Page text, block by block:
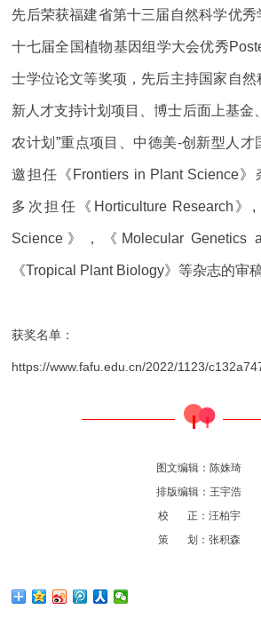
先后荣获福建省第十三届自然科学优
十七届全国植物基因组学大会优秀
士学位论文等奖项，先后主持国家自然
新人才支持计划项目、博士后面上基金
农计划”重点项目、中德美-创新型人才
邀担任《Frontiers in Plant Science》
多次担任《Horticulture Research》,
Science》，《Molecular Genetics
《Tropical Plant Biology》等杂志的审
获奖名单：
https://www.fafu.edu.cn/2022/1123/
图文编辑：陈姝琦
排版编辑：王宇浩
校 正：汪柏宇
策 划：张积森